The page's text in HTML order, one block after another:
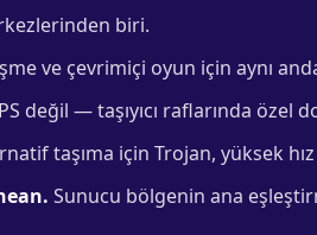
biri.
ve çevrimiçi oyun için aynı
değil — taşıyıcı raflarında özel
taşıma için Trojan, yüksek
Sunucu bölgenin ana